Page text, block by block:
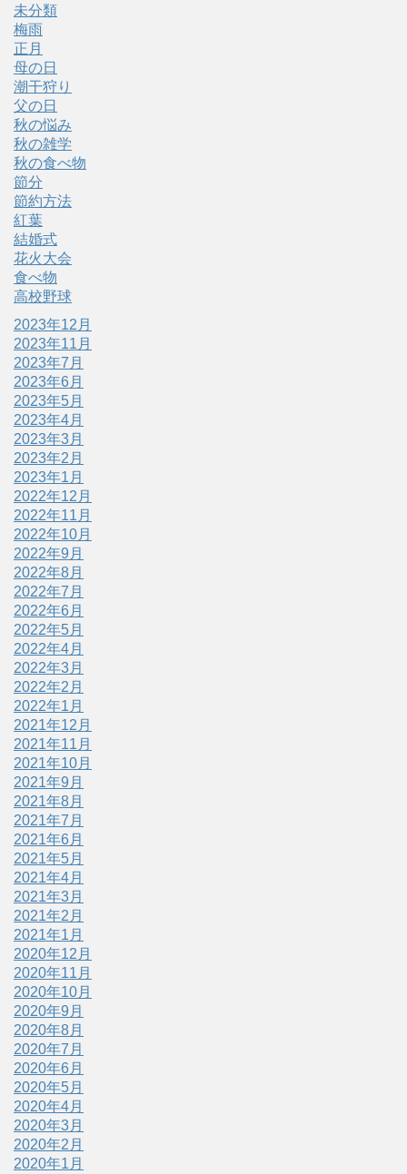
未分類
梅雨
正月
母の日
潮干狩り
父の日
秋の悩み
秋の雑学
秋の食べ物
節分
節約方法
紅葉
結婚式
花火大会
食べ物
高校野球
2023年12月
2023年11月
2023年7月
2023年6月
2023年5月
2023年4月
2023年3月
2023年2月
2023年1月
2022年12月
2022年11月
2022年10月
2022年9月
2022年8月
2022年7月
2022年6月
2022年5月
2022年4月
2022年3月
2022年2月
2022年1月
2021年12月
2021年11月
2021年10月
2021年9月
2021年8月
2021年7月
2021年6月
2021年5月
2021年4月
2021年3月
2021年2月
2021年1月
2020年12月
2020年11月
2020年10月
2020年9月
2020年8月
2020年7月
2020年6月
2020年5月
2020年4月
2020年3月
2020年2月
2020年1月